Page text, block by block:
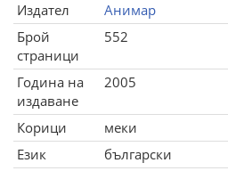
Издател
Анимар
Брой
страници
552
Година на
издаване
2005
Корици
меки
Език
български